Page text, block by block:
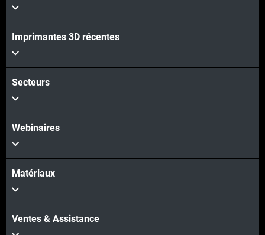
Imprimantes 3D récentes
Secteurs
Webinaires
Matériaux
Ventes & Assistance